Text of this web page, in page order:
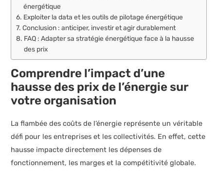
énergétique
Exploiter la data et les outils de pilotage énergétique
Conclusion : anticiper, investir et agir durablement
FAQ : Adapter sa stratégie énergétique face à la hausse
des prix
Comprendre l’impact d’une
hausse des prix de l’énergie sur
votre organisation
La flambée des coûts de l’énergie représente un véritable
défi pour les entreprises et les collectivités. En effet, cette
hausse impacte directement les dépenses de
fonctionnement, les marges et la compétitivité globale.